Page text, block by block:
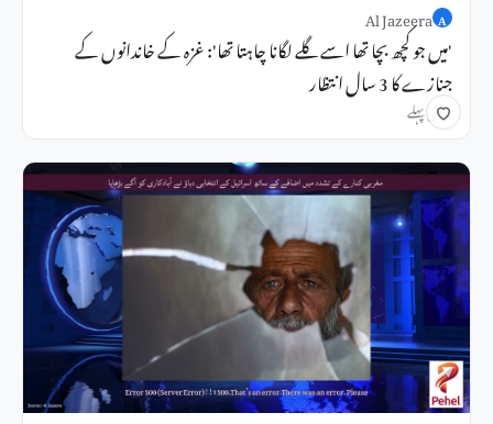
A
Al Jazeera
'میں جو کچھ بچا تھا اسے گلے لگانا چاہتا تھا': غزہ کے خاندانوں کے
جنازے کا 3 سال انتظار
2 دن پہلے